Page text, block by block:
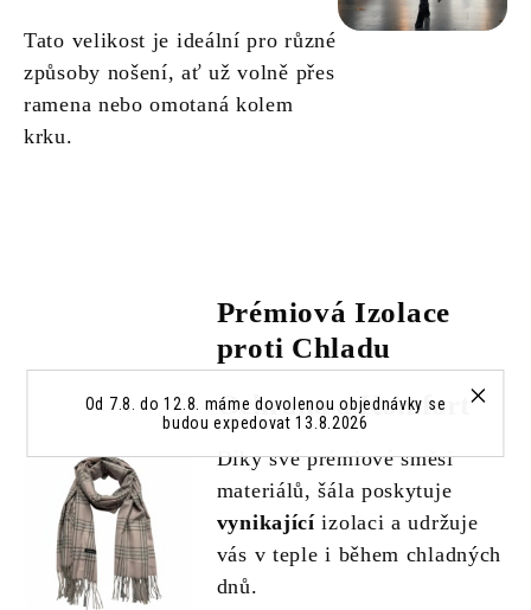
Od 7.8. do 12.8. máme dovolenou objednávky se
budou expedovat 13.8.2026
Tato velikost je ideální pro různé
způsoby nošení, ať už volně přes
ramena nebo omotaná kolem
krku.
Prémiová Izolace
proti Chladu
Ochrana a Komfort
Díky své prémiové směsi
materiálů, šála poskytuje
vynikajícíizolaci a udržuje
vás v teple i během chladných
dnů.